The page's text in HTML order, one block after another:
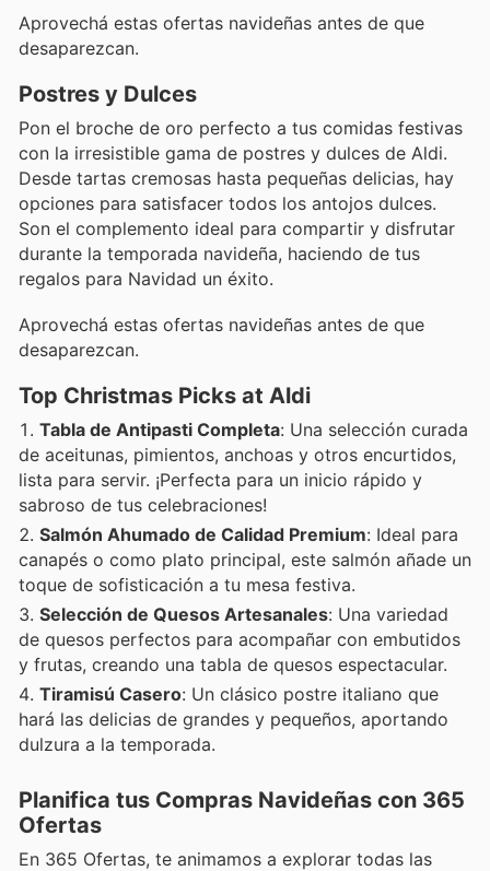
Aprovechá estas ofertas navideñas antes de que
desaparezcan.
Postres y Dulces
Pon el broche de oro perfecto a tus comidas festivas
con la irresistible gama de postres y dulces de Aldi.
Desde tartas cremosas hasta pequeñas delicias, hay
opciones para satisfacer todos los antojos dulces.
Son el complemento ideal para compartir y disfrutar
durante la temporada navideña, haciendo de tus
regalos para Navidad un éxito.
Aprovechá estas ofertas navideñas antes de que
desaparezcan.
Top Christmas Picks at Aldi
Tabla de Antipasti Completa: Una selección curada
de aceitunas, pimientos, anchoas y otros encurtidos,
lista para servir. ¡Perfecta para un inicio rápido y
sabroso de tus celebraciones!
Salmón Ahumado de Calidad Premium: Ideal para
canapés o como plato principal, este salmón añade un
toque de sofisticación a tu mesa festiva.
Selección de Quesos Artesanales: Una variedad
de quesos perfectos para acompañar con embutidos
y frutas, creando una tabla de quesos espectacular.
Tiramisú Casero: Un clásico postre italiano que
hará las delicias de grandes y pequeños, aportando
dulzura a la temporada.
Planifica tus Compras Navideñas con 365
Ofertas
En 365 Ofertas, te animamos a explorar todas las